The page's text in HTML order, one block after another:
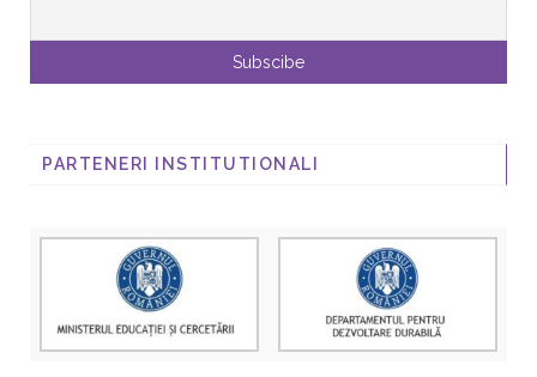
PARTENERI INSTITUTIONALI